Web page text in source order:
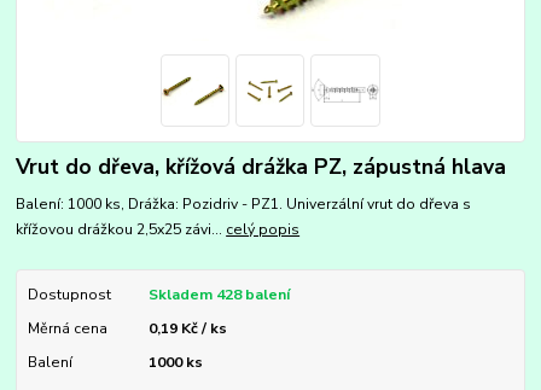
Vrut do dřeva, křížová drážka PZ, zápustná hlava
Balení: 1000 ks, Drážka: Pozidriv - PZ1. Univerzální vrut do dřeva s
křížovou drážkou 2,5x25 závi... celý popis
Dostupnost
Skladem 428 balení
Měrná cena
0,19 Kč / ks
Balení
1000 ks